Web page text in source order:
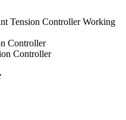
Tension Controller Working
Controller
Controller